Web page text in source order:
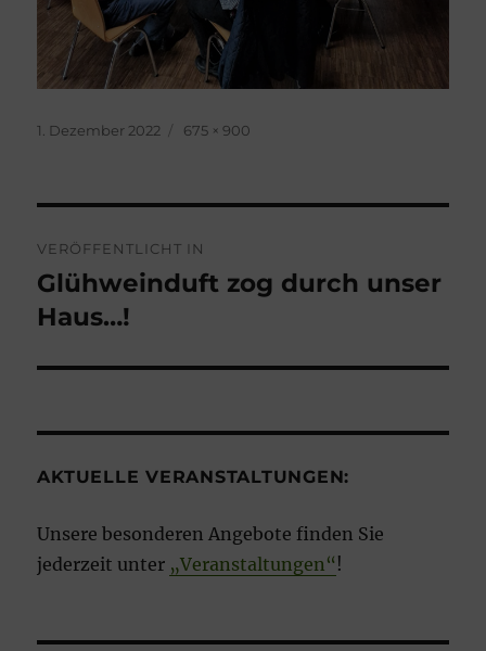
Veröffentlicht
1. Dezember 2022 Originalgröße
675 × 900
VERÖFFENTLICHT IN
Glühweinduft zog durch unser
Haus…!
AKTUELLE VERANSTALTUNGEN:
Unsere besonderen Angebote finden Sie
jederzeit unter „Veranstaltungen“ !